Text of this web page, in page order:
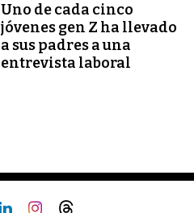
Uno de cada cinco
jóvenes gen Z ha llevado
a sus padres a una
entrevista laboral